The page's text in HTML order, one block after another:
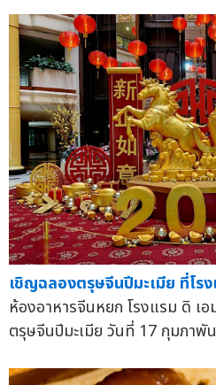
เชิญฉลองตรุษจีนปีมะเมีย ที่โร
ห้องอาหารจีนหยก โรงแรม ดิ เ
ตรุษจีนปีมะเมีย วันที่ 17 กุมภาพั